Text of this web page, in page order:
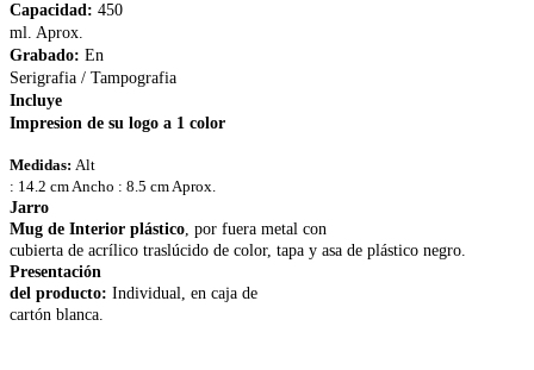
Capacidad: 450
ml. Aprox.
Grabado: En
Serigrafia / Tampografia
Incluye
Impresion de su logo a 1 color
Medidas: Alt
: 14.2 cm Ancho : 8.5 cm Aprox.
Jarro
Mug de Interior plástico, por fuera metal con
cubierta de acrílico traslúcido de color, tapa y asa de plástico negro.
Presentación
del producto: Individual, en caja de
cartón blanca.